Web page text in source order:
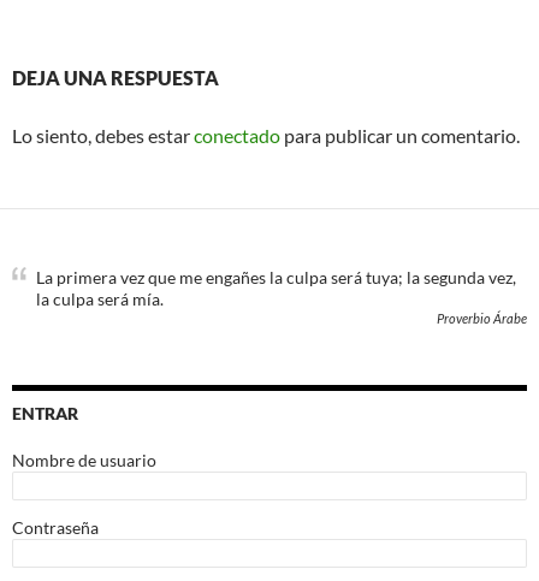
DEJA UNA RESPUESTA
Lo siento, debes estarconectado para publicar un comentario.
La primera vez que me engañes la culpa será tuya; la segunda vez,
la culpa será mía.
Proverbio Árabe
ENTRAR
Nombre de usuario
Contraseña